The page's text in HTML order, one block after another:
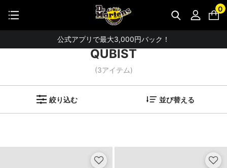
0
【お知らせ】佐川急便：熊本地震にともなう配送への影響について
STUDENT DISCOUNTで5%OFF！
公式アプリで最大3,000円バック！
【重要】パスワード再設定のお願い
【重要なお知らせ】偽サイトにご注意ください。
お友達にポイントをプレゼントできる機能が新登場！
会員特典に2000円・3000円OFFが新登場！
ドクターマーチン公式アプリをダウンロード！
11,000円以上で送料無料・サイズ交換無料
ホーム 検索ワード：QUBIST
QUBIST
(3アイテム)
絞り込む 並び替える